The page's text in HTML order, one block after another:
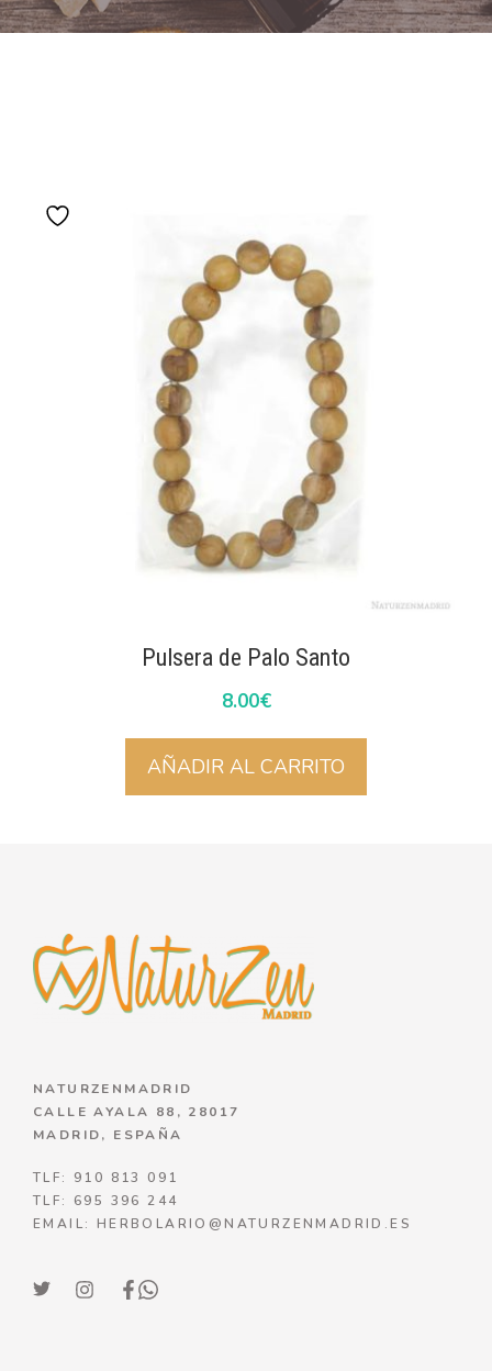
Pulsera de Palo Santo
8.00€
AÑADIR AL CARRITO
NATURZENMADRID
CALLE AYALA 88, 28017
MADRID, ESPAÑA
TLF: 910 813 091
TLF: 695 396 244
EMAIL: HERBOLARIO@NATURZENMADRID.ES